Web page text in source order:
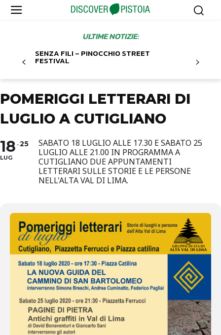
ULTIME NOTIZIE:
SENZA FILI – PINOCCHIO STREET
FESTIVAL
POMERIGGI LETTERARI DI
LUGLIO A CUTIGLIANO
18
LUG
25
SABATO 18 LUGLIO ALLE 17.30 E SABATO 25
LUGLIO ALLE 21.00 IN PROGRAMMA A
CUTIGLIANO DUE APPUNTAMENTI
LETTERARI SULLE STORIE E LE PERSONE
NELL'ALTA VAL DI LIMA.